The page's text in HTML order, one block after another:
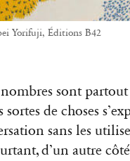
Yorifuji, Éditions B42
nombres sont
sortes de choses
sans les
d’un autre